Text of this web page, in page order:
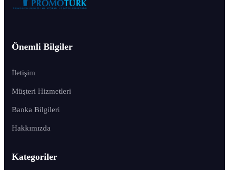
Önemli Bilgiler
İletişim
Müşteri Hizmetleri
Banka Bilgileri
Hakkımızda
Kategoriler